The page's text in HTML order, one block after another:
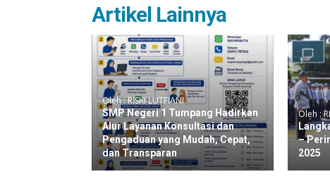
Artikel Lainnya
Oleh : RISKI LUTFIANI
SMP Negeri 1 Tumpang Hadirkan
Alur Layanan Konsultasi dan
Pengaduan yang Mudah, Cepat,
dan Transparan
Oleh :
–
2025